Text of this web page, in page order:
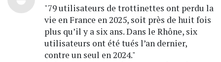
"79 utilisateurs de trottinettes ont perdu la
vie en France en 2025, soit près de huit fois
plus qu’il y a six ans. Dans le Rhône, six
utilisateurs ont été tués l’an dernier,
contre un seul en 2024."